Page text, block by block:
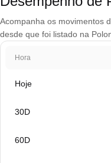
Acompanha os movimentos
desde que foi listado na
Hora
Hoje
30D
60D